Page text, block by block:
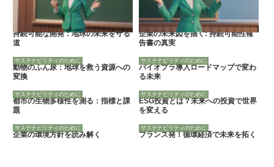
持続可能な開発：地球の未来を守る
道
企業の未来図を描く: 持続可能性報
告書の真実
サステナビリティのために
動物のふん尿：地球を救う資源への
変換
サステナビリティのために
バイオプラ導入ロードマップで変わ
る未来
サステナビリティのために
都市の生物多様性を測る：指標と課
題
サステナビリティのために
ESG投資とは？未来への投資で世界
を変える
サステナビリティのために
企業の環境方針を読み解く
サステナビリティのために
フランス発！循環経済で未来を拓く